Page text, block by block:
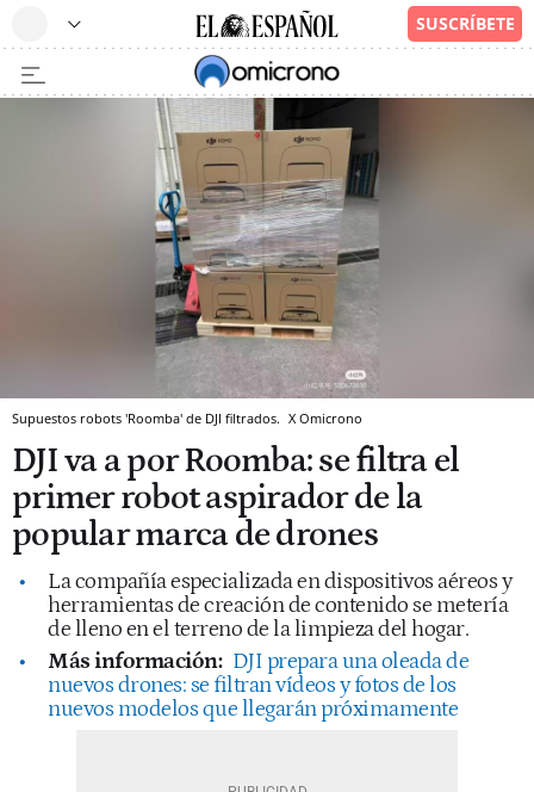
Supuestos robots 'Roomba' de DJI filtrados. X Omicrono
DJI va a por Roomba: se filtra el
primer robot aspirador de la
popular marca de drones
La compañía especializada en dispositivos aéreos y
herramientas de creación de contenido se metería
de lleno en el terreno de la limpieza del hogar.
Más información: DJI prepara una oleada de
nuevos drones: se filtran vídeos y fotos de los
nuevos modelos que llegarán próximamente